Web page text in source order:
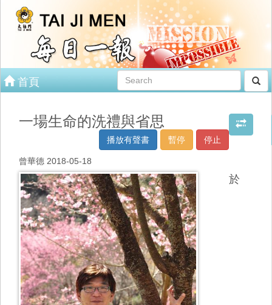
首頁
一場生命的洗禮與省思
停止
暫停
播放有聲書
曾華德 2018-05-18
於